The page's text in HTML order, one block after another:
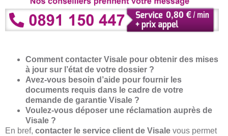
Comment contacter Visale pour obtenir des mises
à jour sur l’état de votre dossier ?
Avez-vous besoin d’aide pour fournir les
documents requis dans le cadre de votre
demande de garantie Visale ?
Voulez-vous déposer une réclamation auprès de
Visale ?
En bref, contacter le service client de Visale vous permet